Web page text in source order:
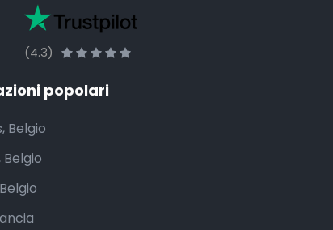
(4.3)
popolari
Belgio